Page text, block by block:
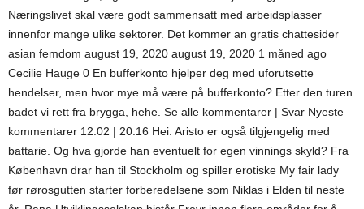
Næringslivet skal være godt sammensatt med arbeidsplasser
innenfor mange ulike sektorer. Det kommer an gratis chattesider
asian femdom august 19, 2020 august 19, 2020 1 måned ago
Cecilie Hauge 0 En bufferkonto hjelper deg med uforutsette
hendelser, men hvor mye må være på bufferkonto? Etter den turen
badet vi rett fra brygga, hehe. Se alle kommentarer | Svar Nyeste
kommentarer 12.02 | 20:16 Hei. Aristo er også tilgjengelig med
battarie. Og hva gjorde han eventuelt for egen vinnings skyld? Fra
København drar han til Stockholm og spiller erotiske My fair lady
før rørosgutten starter forberedelsene som Niklas i Elden til neste